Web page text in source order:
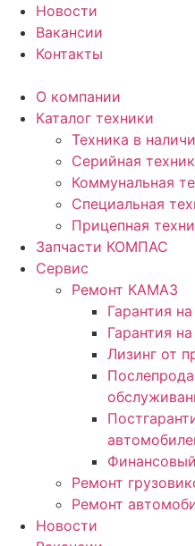
Новости
Вакансии
Контакты
О компании
Каталог техники
Техника в
Серийная
Коммунальная
Специальная
Прицепная
Запчасти КОМПАС
Сервис
Ремонт КАМАЗ
Гарантия
Гарантия
Лизинг от
Ремонт
Ремонт
Новости